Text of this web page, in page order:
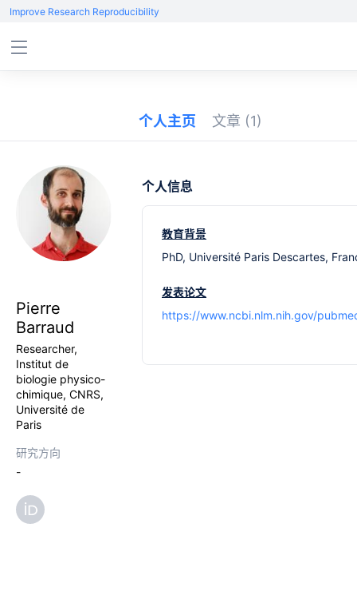
Improve Research Reproducibility
个人主页 文章 (1)
Pierre
Barraud
Researcher,
Institut de
biologie physico-
chimique, CNRS,
Université de
Paris
研究方向
-
个人信息
教育背景
PhD, Université Paris Descartes,
发表论文
https://www.ncbi.nlm.nih.gov/